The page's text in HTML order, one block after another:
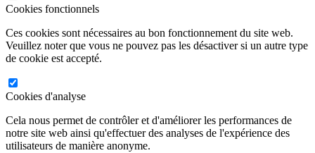
Cookies fonctionnels
Ces cookies sont nécessaires au bon fonctionnement du site web.
Veuillez noter que vous ne pouvez pas les désactiver si un autre type
de cookie est accepté.
Cookies d'analyse
Cela nous permet de contrôler et d'améliorer les performances de
notre site web ainsi qu'effectuer des analyses de l'expérience des
utilisateurs de manière anonyme.